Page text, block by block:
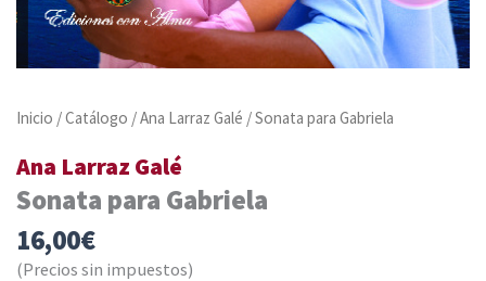
Inicio /Catálogo /Ana Larraz Galé / Sonata para Gabriela
Ana Larraz Galé
Sonata para Gabriela
16,00€
(Precios sin impuestos)